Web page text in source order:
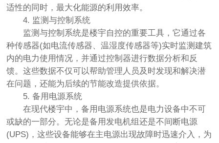
适性的同时，最大化能源的利用效率。
4. 监测与控制系统
监测与控制系统是楼宇自控的重要工具，它通过各
种传感器(如电流传感器、温湿度传感器等)实时监测建筑
内的电力使用情况，并通过控制器进行数据分析和反
馈。这些数据不仅可以帮助管理人员及时发现和解决潜
在问题，还能为后续的节能改造提供依据。
5. 备用电源系统
在现代楼宇中，备用电源系统也是电力设备中不可
或缺的一部分。无论是备用发电机组还是不间断电源
(UPS)，这些设备能够在主电源出现故障时迅速介入，为